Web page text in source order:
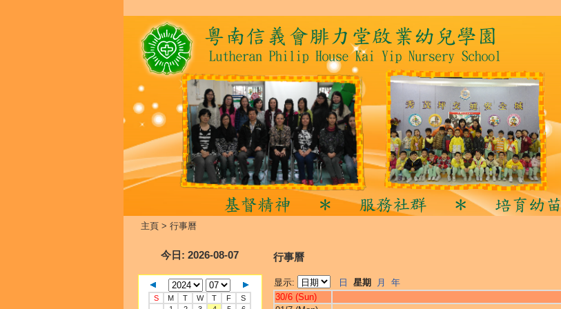
主頁> 行事曆
今日 : 2026-08-07
S M T W T F
S
行事曆
显示: 日 星期 月 年
30/6 (Sun)